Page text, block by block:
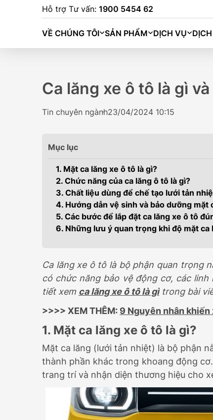
Hỗ trợ Tư vấn: 1900 5454 62
VỀ CHÚNG TÔI SẢN PHẨM DỊCH VỤ
BINGO
Ca lăng xe ô tô là gì
Tin chuyên ngành23/04/2024 10:15
Mục lục
1. Mặt ca lăng xe ô tô là gì?
2. Chức năng của ca lăng ô tô là gì?
3. Chất liệu dùng để chế tạo lưới tản
4. Hướng dẫn vệ sinh và bảo dưỡng mặt
5. Các bước để lắp đặt ca lăng xe ô tô
6. Những lưu ý quan trọng khi độ mặt ca
Ca lăng xe ô tô là bộ phận quan trọng
có chức năng bảo vệ động cơ, các
tiết xem ca lăng xe ô tô là gìtrong bài
>>>> XEM THÊM: 9 Nguyên nhân
1. Mặt ca lăng xe ô tô là gì?
Mặt ca lăng (lưới tản nhiệt) là bộ phận
thành phần khác trong khoang động
trang trí và nhận diện thương hiệu cho